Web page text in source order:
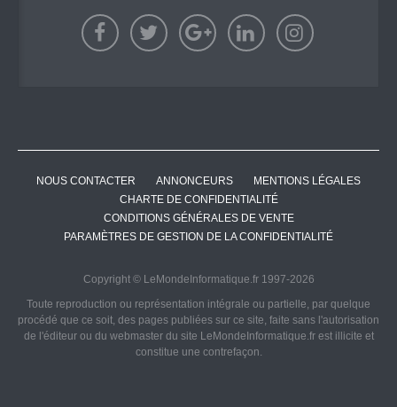
NOUS CONTACTER ANNONCEURS
MENTIONS LÉGALES
CHARTE DE CONFIDENTIALITÉ
CONDITIONS GÉNÉRALES DE VENTE
PARAMÈTRES DE GESTION DE LA CONFIDENTIALITÉ
Copyright © LeMondeInformatique.fr 1997-2026
Toute reproduction ou représentation intégrale ou partielle, par quelque
procédé que ce soit, des pages publiées sur ce site, faite sans l'autorisation
de l'éditeur ou du webmaster du site LeMondeInformatique.fr est illicite et
constitue une contrefaçon.